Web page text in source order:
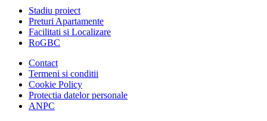
Stadiu proiect
Preturi Apartamente
Facilitati si Localizare
RoGBC
Contact
Termeni si conditii
Cookie Policy
Protectia datelor personale
ANPC